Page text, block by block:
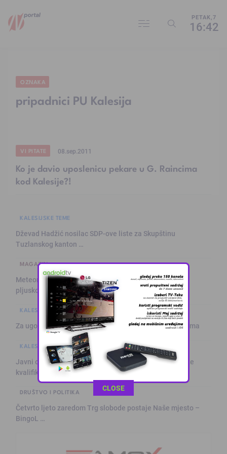
PETAK,7
16:42
OZNAKA
pripadnici PU Kalesija
VI PITATE 08.sep.2011
Ko je davio uposlenicu pekare u G. Raincima
kod Kalesije?!
KALESIJSKE TEME
Dževad Hadžić nosilac SDP-ove liste za Skupštinu
Tuzlanskog kanton …
MAGAZIN
Meteorolozi najavili blagu promjenu vremena: Sutra
pljuskovi i grmljav …
KALESIJSKE TEME
Za ugodnije ljeto: Klima servis „Ćiro“ na usluzi građanima
KALESIJSKE TEME
Javni oglas za izbor kandidata za popunu rezervne liste
kvalifikovanih …
DRUŠTVO I POLITIKA
Četvrto ljeto zaredom Trg slobode postaje Naše mjesto –
BingoL …
This popup will close in:
CLOSE